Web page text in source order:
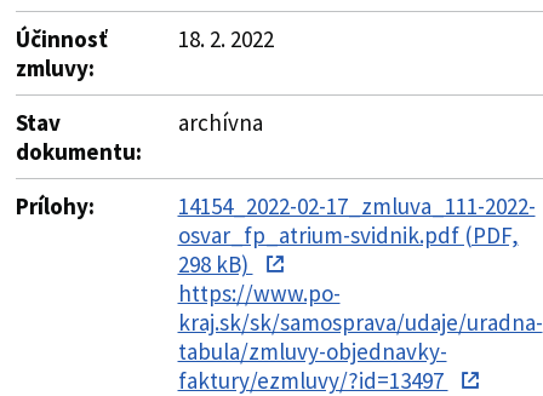
Účinnosť
zmluvy:
18. 2. 2022
Stav
dokumentu:
archívna
Prílohy:
14154_2022-02-17_zmluva_111-2022-
osvar_fp_atrium-svidnik.pdf (PDF,
298 kB)
https://www.po-
kraj.sk/sk/samosprava/udaje/uradna-
tabula/zmluvy-objednavky-
faktury/ezmluvy/?id=13497